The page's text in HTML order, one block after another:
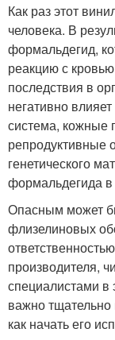
Как раз этот
человека. В
формальдегид,
реакцию с
последствия в
негативно
система, кожные
репродуктивные
генетического
формальдегида
Опасным может
флизелиновых
производителя,
специалистами в
важно
как начать его